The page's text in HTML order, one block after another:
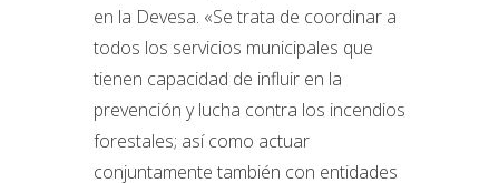
en la Devesa. «Se trata de coordinar a
todos los servicios municipales que
tienen capacidad de influir en la
prevención y lucha contra los incendios
forestales; así como actuar
conjuntamente también con entidades